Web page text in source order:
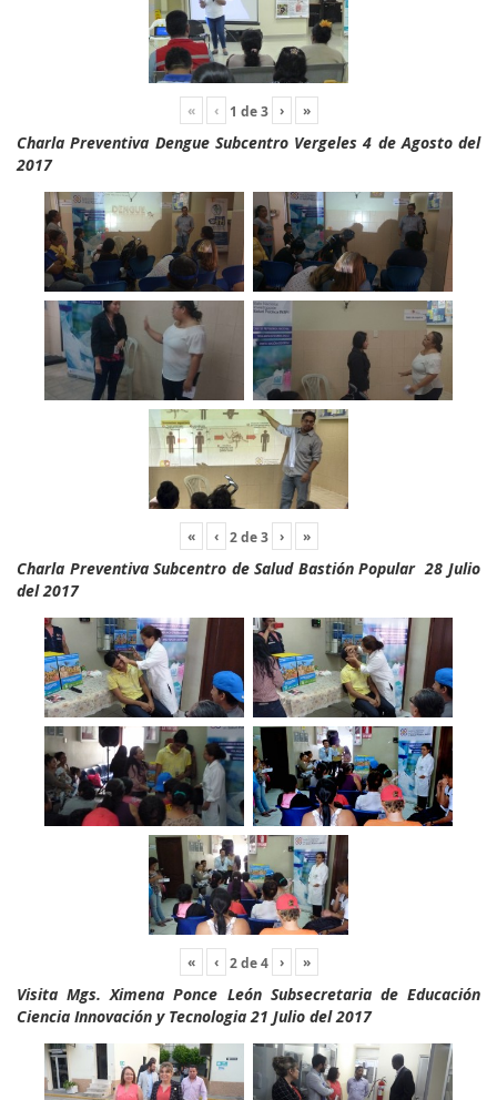
« ‹ 1 de3 › »
Charla Preventiva Dengue Subcentro Vergeles 4 de Agosto del
2017
« ‹ 2de3 › »
Charla Preventiva Subcentro de Salud Bastión Popular 28 Julio
del 2017
« ‹ 2de4 › »
Visita Mgs. Ximena Ponce León Subsecretaria de Educación
Ciencia Innovación y Tecnologia 21 Julio del 2017